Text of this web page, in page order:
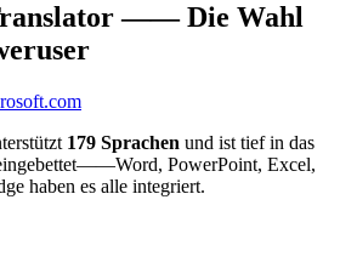
—— Die Wahl
179 Sprachen und ist tief in das
PowerPoint, Excel,
haben es alle integriert.